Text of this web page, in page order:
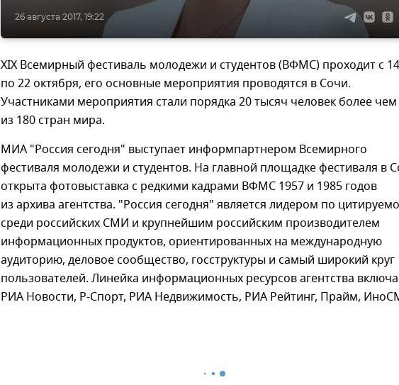
26 августа 2017, 19:22
XIX Всемирный фестиваль молодежи и студентов (ВФМС) проходит с 14
по 22 октября, его основные мероприятия проводятся в Сочи.
Участниками мероприятия стали порядка 20 тысяч человек более чем
из 180 стран мира.
МИА "Россия сегодня" выступает информпартнером Всемирного
фестиваля молодежи и студентов. На главной площадке фестиваля в
открыта фотовыставка с редкими кадрами ВФМС 1957 и 1985 годов
из архива агентства. "Россия сегодня" является лидером по
среди российских СМИ и крупнейшим российским производителем
информационных продуктов, ориентированных на международную
аудиторию, деловое сообщество, госструктуры и самый широкий круг
пользователей. Линейка информационных ресурсов агентства
РИА Новости, Р-Спорт, РИА Недвижимость, РИА Рейтинг, Прайм,